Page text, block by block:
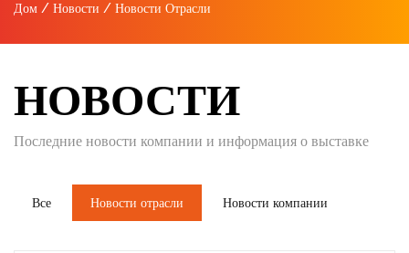
Дом / Новости / Новости Отрасли
НОВОСТИ
Последние новости компании и информация о выставке
Все Новости отрасли Новости компании